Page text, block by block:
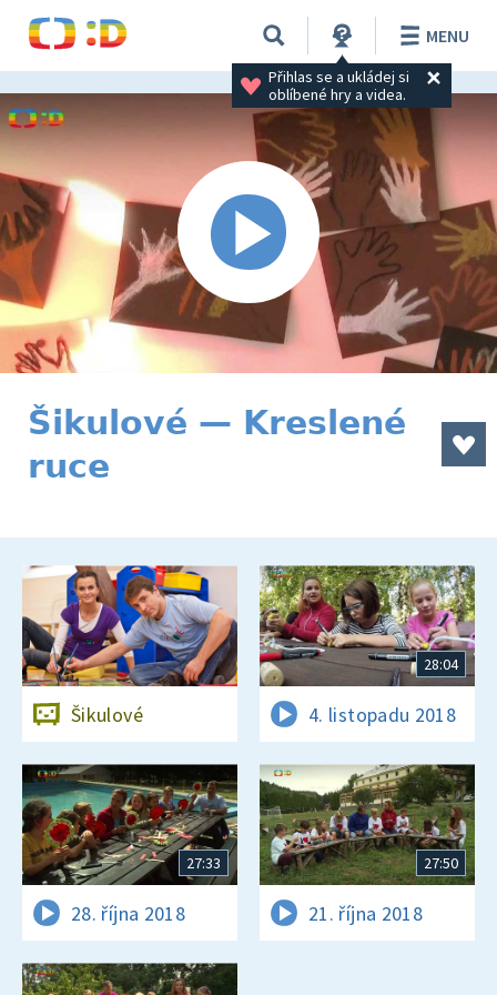
Přihlas se a ukládej si
oblíbené hry a videa.
MENU
Šikulové — Kreslené
ruce
Šikulové
28:04
4. listopadu 2018
27:33
28. října 2018
27:50
21. října 2018